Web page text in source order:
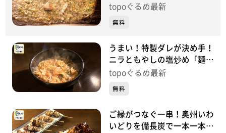
き 田よし」（名取市大手
topoぐるめ最新
無料
うまい！特製ダレが決め手！
ニラともやしの塩炒め「麺酒
場 髙ちゃん」（岩沼市館
topoぐるめ最新
無料
ご縁がつなぐ一串！奥州いわ
いどりを備長炭で一本一本丁